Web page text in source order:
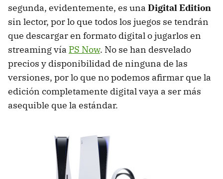
segunda, evidentemente, es una Digital Edition
sin lector, por lo que todos los juegos se tendrán
que descargar en formato digital o jugarlos en
streaming vía PS Now. No se han desvelado
precios y disponibilidad de ninguna de las
versiones, por lo que no podemos afirmar que la
edición completamente digital vaya a ser más
asequible que la estándar.